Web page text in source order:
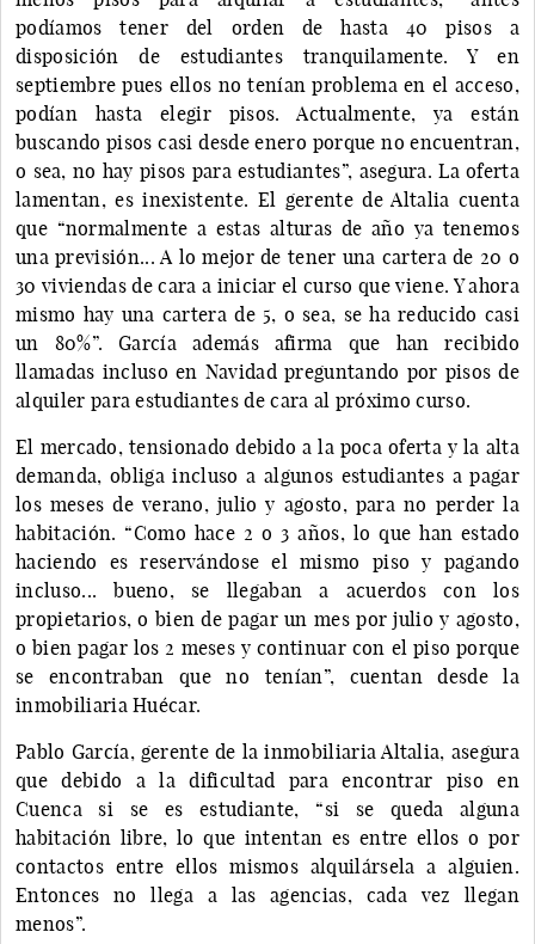
podíamos tener del orden de hasta 40 pisos a
disposición de estudiantes tranquilamente. Y en
septiembre pues ellos no tenían problema en el acceso,
podían hasta elegir pisos. Actualmente, ya están
buscando pisos casi desde enero porque no encuentran,
o sea, no hay pisos para estudiantes”, asegura. La oferta
lamentan, es inexistente. El gerente de Altalia cuenta
que “normalmente a estas alturas de año ya tenemos
una previsión... A lo mejor de tener una cartera de 20 o
30 viviendas de cara a iniciar el curso que viene. Y ahora
mismo hay una cartera de 5, o sea, se ha reducido casi
un 80%”. García además afirma que han recibido
llamadas incluso en Navidad preguntando por pisos de
alquiler para estudiantes de cara al próximo curso.
El mercado, tensionado debido a la poca oferta y la alta
demanda, obliga incluso a algunos estudiantes a pagar
los meses de verano, julio y agosto, para no perder la
habitación. “Como hace 2 o 3 años, lo que han estado
haciendo es reservándose el mismo piso y pagando
incluso... bueno, se llegaban a acuerdos con los
propietarios, o bien de pagar un mes por julio y agosto,
o bien pagar los 2 meses y continuar con el piso porque
se encontraban que no tenían”, cuentan desde la
inmobiliaria Huécar.
Pablo García, gerente de la inmobiliaria Altalia, asegura
que debido a la dificultad para encontrar piso en
Cuenca si se es estudiante, “si se queda alguna
habitación libre, lo que intentan es entre ellos o por
contactos entre ellos mismos alquilársela a alguien.
Entonces no llega a las agencias, cada vez llegan
menos”.